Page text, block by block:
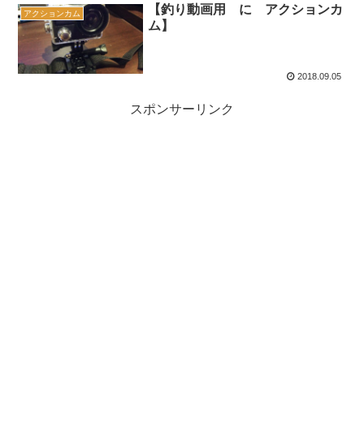
アクションカム
【釣り動画用 に アクションカ
ム】
2018.09.05
スポンサーリンク